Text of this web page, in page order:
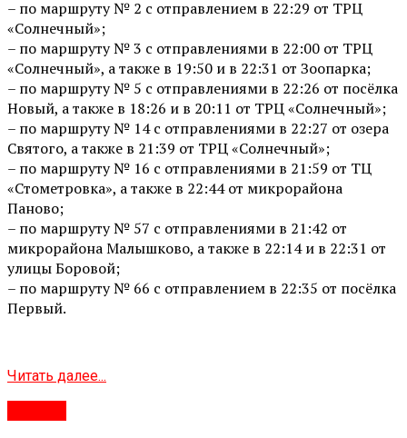
– по маршруту № 2 с отправлением в 22:29 от ТРЦ
«Солнечный»;
– по маршруту № 3 с отправлениями в 22:00 от ТРЦ
«Солнечный», а также в 19:50 и в 22:31 от Зоопарка;
– по маршруту № 5 с отправлениями в 22:26 от посёлка
Новый, а также в 18:26 и в 20:11 от ТРЦ «Солнечный»;
– по маршруту № 14 с отправлениями в 22:27 от озера
Святого, а также в 21:39 от ТРЦ «Солнечный»;
– по маршруту № 16 с отправлениями в 21:59 от ТЦ
«Стометровка», а также в 22:44 от микрорайона
Паново;
– по маршруту № 57 с отправлениями в 21:42 от
микрорайона Малышково, а также в 22:14 и в 22:31 от
улицы Боровой;
– по маршруту № 66 с отправлением в 22:35 от посёлка
Первый.
Читать далее...